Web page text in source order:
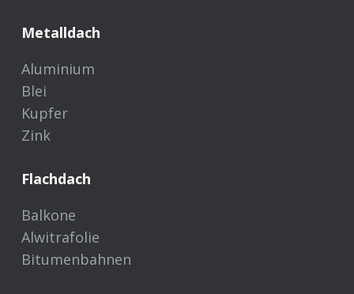
Metalldach
Aluminium
Blei
Kupfer
Zink
Flachdach
Balkone
Alwitrafolie
Bitumenbahnen